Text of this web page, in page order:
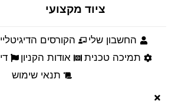
ציוד מקצועי
החשבון שלי הקורסים
תמיכה טכנית
אודות הקניון
תנאי שימוש